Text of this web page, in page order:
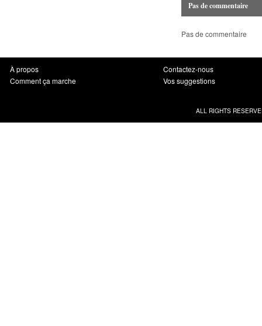
Pas de commentaire
Pas de commentaire
À propos
Comment ça marche
Contactez-nous
Vos suggestions
ALL RIGHTS